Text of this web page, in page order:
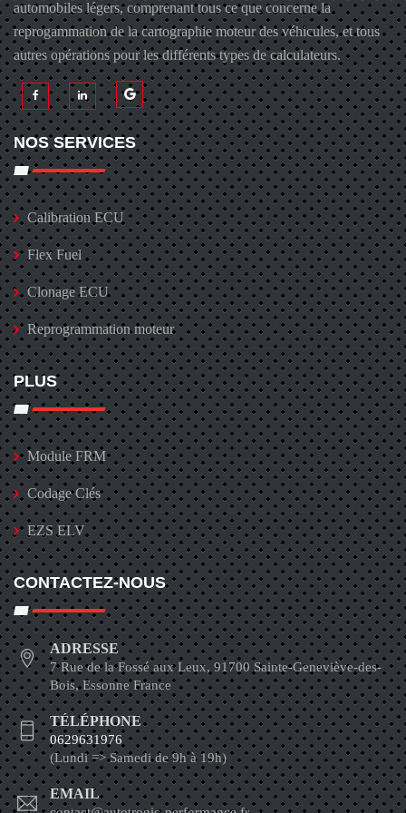
automobiles légers, comprenant tous ce que concerne la
reprogammation de la cartographie moteur des véhicules, et tous
autres opérations pour les différents types de calculateurs.
NOS SERVICES
Calibration ECU
Flex Fuel
Clonage ECU
Reprogrammation moteur
PLUS
Module FRM
Codage Clés
EZS ELV
CONTACTEZ-NOUS
ADRESSE
7 Rue de la Fossé aux Leux, 91700 Sainte-Geneviève-des-
Bois, Essonne France
TÉLÉPHONE
0629631976
(Lundi => Samedi de 9h à 19h)
EMAIL